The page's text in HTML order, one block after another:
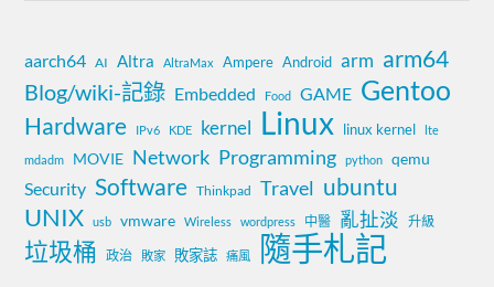
aarch64 AI Altra AltraMax Ampere Android arm arm64
Blog/wiki-記錄 Embedded Food GAME Gentoo
Hardware IPv6 KDE kernel Linux linux kernel lte
mdadm MOVIE Network Programming python qemu
Security Software Thinkpad Travel ubuntu
UNIX usb vmware Wireless wordpress 中醫 亂扯淡 升級
垃圾桶 政治 敗家 敗家誌 痛風 隨手札記